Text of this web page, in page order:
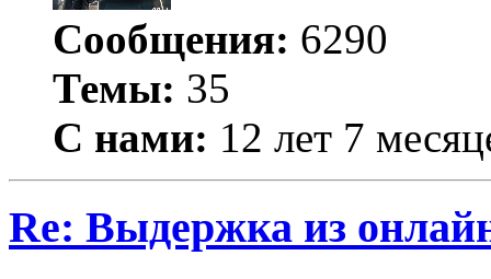
Сообщения: 6290
Темы: 35
С нами: 12 лет 7
Re: Выдержка из